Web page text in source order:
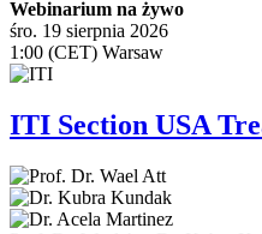
Webinarium na żywo
śro. 19 sierpnia 2026
1:00 (CET) Warsaw
ITI Section USA